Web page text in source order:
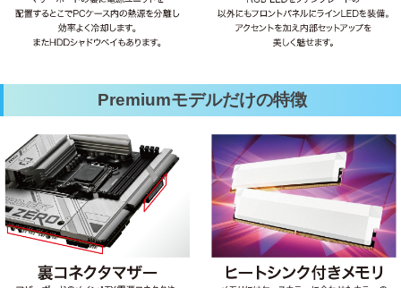
Premiumモデルだけの特徴